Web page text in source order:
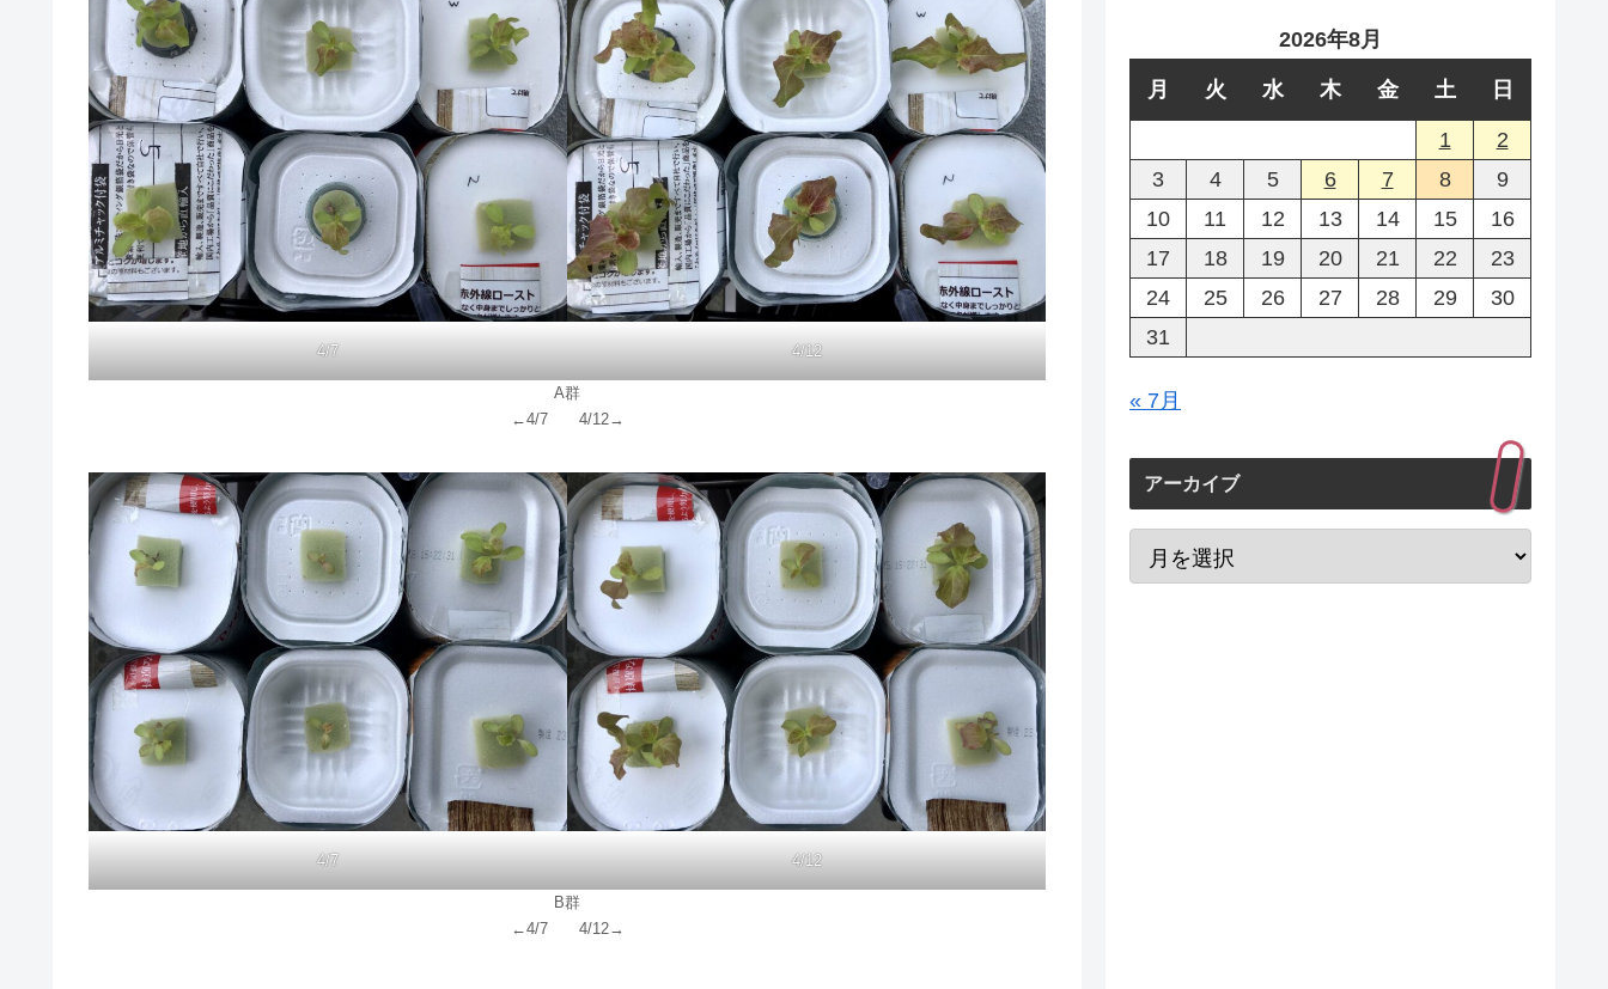
4/7 4/12
A群
←4/7 4/12→
4/7 4/12
B群
←4/7 4/12→
2026年8月
月 火 水 木 金 土 日
1
2
3
4 5 6 7 8
9
10
11 12 13 14 15
16
17
18 19 20 21 22
23
24
25 26 27 28 29
30
31
« 7月
アーカイブ